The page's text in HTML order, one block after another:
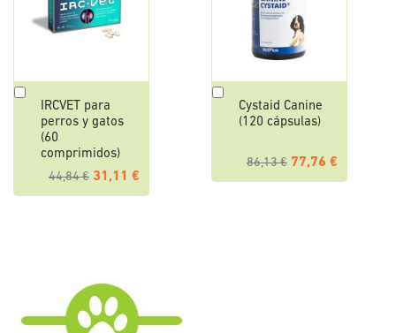
IRCVET para
perros y gatos
(60
comprimidos)
44,84 € 31,11 €
carrito
Cystaid Canine
(120 cápsulas)
86,13 € 77,76 €
carrito